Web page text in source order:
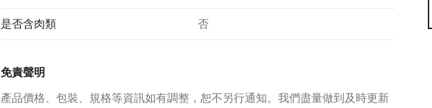
是否含肉類 否
免責聲明
產品價格、包裝、規格等資訊如有調整，恕不另行通知。我們盡量做到及時更新